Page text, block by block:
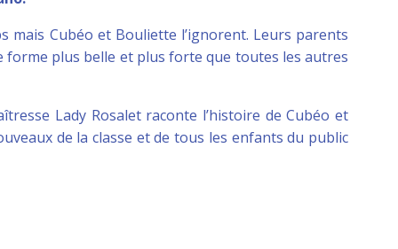
mais Cubéo et Bouliette l’ignorent. Leurs parents
forme plus belle et plus forte que toutes les autres
Lady Rosalet raconte l’histoire de Cubéo et
de la classe et de tous les enfants du public